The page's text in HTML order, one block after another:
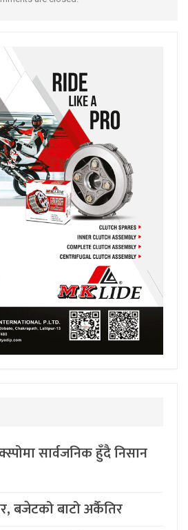
सार्वजनिक हुँदै निसान
बजेटको बाटो अर्कैतिर